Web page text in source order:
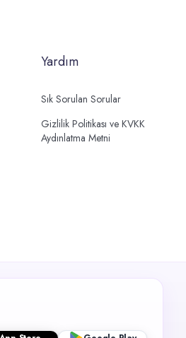
Yardım
Sık Sorulan Sorular
Gizlilik Politikası ve KVKK
Aydınlatma Metni